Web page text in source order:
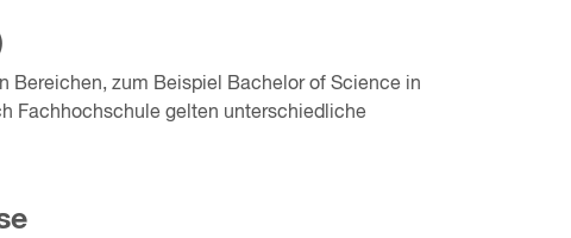
Bereichen, zum Beispiel Bachelor of Science in
Fachhochschule gelten unterschiedliche